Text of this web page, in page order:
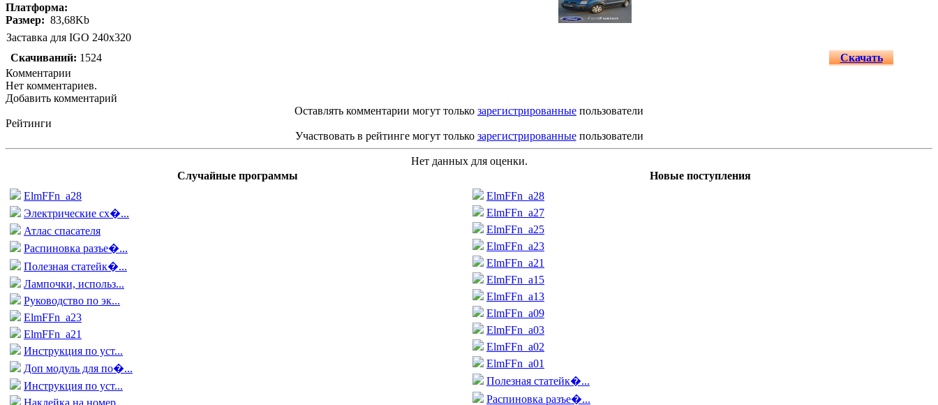
Платформа:
Размер: 83,68Kb
Заставка для IGO 240x320
Скачиваний: 1524
Скачать
Комментарии
Нет комментариев.
Добавить комментарий
Оставлять комментарии могут только зарегистрированные пользователи
Рейтинги
Участвовать в рейтинге могут только зарегистрированныепользователи
Нет данных для оценки.
Случайные программы
Новые поступления
ElmFFn_a28
Электрические сх�...
Атлас спасателя
Распиновка разъе�...
Полезная статейк�...
Лампочки, использ...
Руководство по эк...
ElmFFn_a23
ElmFFn_a21
Инструкция по уст...
Доп модуль для по�...
Инструкция по уст...
Наклейка на номер...
ElmFFn_a28
ElmFFn_a27
ElmFFn_a25
ElmFFn_a23
ElmFFn_a21
ElmFFn_a15
ElmFFn_a13
ElmFFn_a09
ElmFFn_a03
ElmFFn_a02
ElmFFn_a01
Полезная статейк�...
Распиновка разъе�...